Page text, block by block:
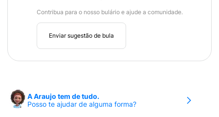
Contribua para o nosso bulário e ajude a comunidade.
Enviar sugestão de bula
A Araujo tem de tudo.
Posso te ajudar de alguma forma?